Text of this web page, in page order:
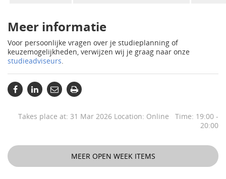
Meer informatie
Voor persoonlijke vragen over je studieplanning of
keuzemogelijkheden, verwijzen wij je graag naar onze
studieadviseurs.
Takes place at: 31 Mar 2026 Location: Online Time: 19:00 -
20:00
MEER OPEN WEEK ITEMS